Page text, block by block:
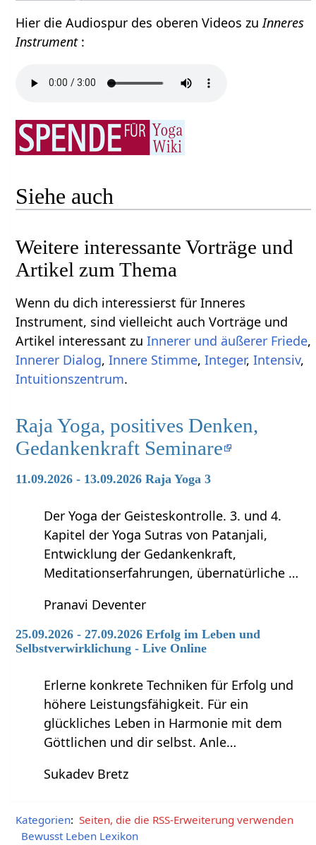
Hier die Audiospur des oberen Videos zuInneres
Instrument :
Siehe auch
Weitere interessante Vorträge und
Artikel zum Thema
Wenn du dich interessierst für Inneres
Instrument, sind vielleicht auch Vorträge und
Artikel interessant zuInnerer und äußerer Friede,
Innerer Dialog,Innere Stimme,Integer,Intensiv,
Intuitionszentrum.
Raja Yoga, positives Denken,
Gedankenkraft Seminare
11.09.2026 - 13.09.2026 Raja Yoga 3
Der Yoga der Geisteskontrolle. 3. und 4.
Kapitel der Yoga Sutras von Patanjali,
Entwicklung der Gedankenkraft,
Meditationserfahrungen, übernatürliche …
Pranavi Deventer
25.09.2026 - 27.09.2026 Erfolg im Leben und
Selbstverwirklichung - Live Online
Erlerne konkrete Techniken für Erfolg und
höhere Leistungsfähigkeit. Für ein
glückliches Leben in Harmonie mit dem
Göttlichen und dir selbst. Anle…
Sukadev Bretz
Kategorien: Seiten, die die RSS-Erweiterung verwenden
Bewusst Leben Lexikon